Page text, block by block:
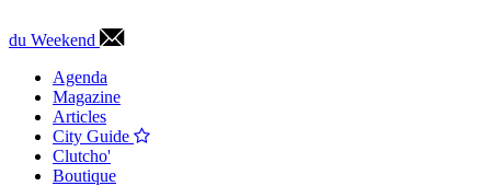
du Weekend
Agenda
Magazine
Articles
City Guide
Clutcho'
Boutique